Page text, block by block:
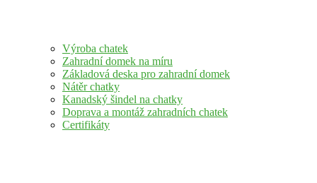
Výroba chatek
Zahradní domek na míru
Základová deska pro zahradní domek
Nátěr chatky
Kanadský šindel na chatky
Doprava a montáž zahradních chatek
Certifikáty